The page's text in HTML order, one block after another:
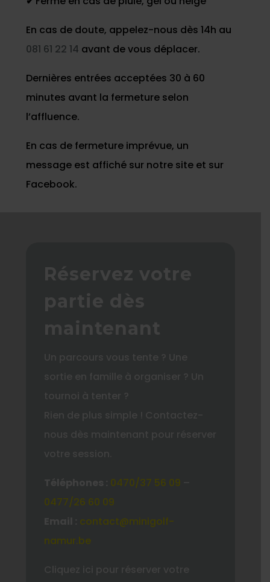
En cas de doute, appelez-nous dès 14h au
081 61 22 14 avant de vous déplacer.
Dernières entrées acceptées 30 à 60
minutes avant la fermeture selon
l’affluence.
En cas de fermeture imprévue, un
message est affiché sur notre site et sur
Facebook.
0470/37 56 09
0477/26 60 09
contact@minigolf-
namur.be